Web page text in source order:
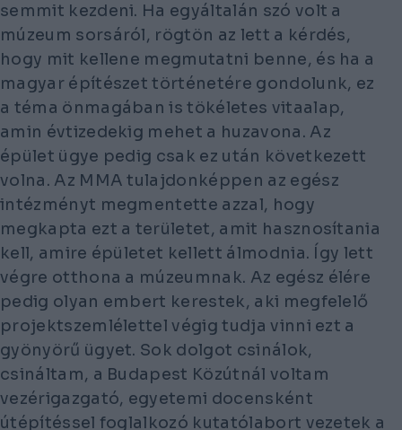
semmit kezdeni. Ha egyáltalán szó volt a
múzeum sorsáról, rögtön az lett a kérdés,
hogy mit kellene megmutatni benne, és ha a
magyar építészet történetére gondolunk, ez
a téma önmagában is tökéletes vitaalap,
amin évtizedekig mehet a huzavona. Az
épület ügye pedig csak ez után következett
volna. Az MMA tulajdonképpen az egész
intézményt megmentette azzal, hogy
megkapta ezt a területet, amit hasznosítania
kell, amire épületet kellett álmodnia. Így lett
végre otthona a múzeumnak. Az egész élére
pedig olyan embert kerestek, aki megfelelő
projektszemlélettel végig tudja vinni ezt a
gyönyörű ügyet. Sok dolgot csinálok,
csináltam, a Budapest Közútnál voltam
vezérigazgató, egyetemi docensként
útépítéssel foglalkozó kutatólabort vezetek a